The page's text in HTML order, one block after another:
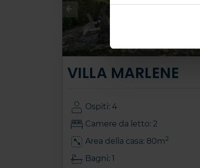
VILLA MARLENE
Ospiti: 4
Camere da letto: 2
Area della casa: 80m2
Bagni: 1